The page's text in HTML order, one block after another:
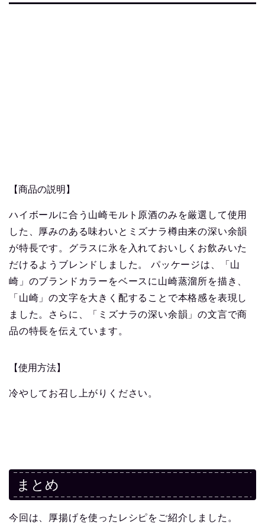
【商品の説明】
ハイボールに合う山崎モルト原酒のみを厳選して使用
した、厚みのある味わいとミズナラ樽由来の深い余韻
が特長です。グラスに氷を入れておいしくお飲みいた
だけるようブレンドしました。 パッケージは、「山
崎」のブランドカラーをベースに山崎蒸溜所を描き、
「山崎」の文字を大きく配することで本格感を表現し
ました。さらに、「ミズナラの深い余韻」の文言で商
品の特長を伝えています。
【使用方法】
冷やしてお召し上がりください。
まとめ
今回は、厚揚げを使ったレシピをご紹介しました。